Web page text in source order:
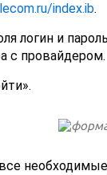
index.ib.
логин и
с провайдером.